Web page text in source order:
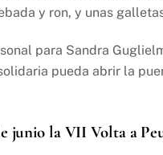
y ron, y unas
para Sandra
pueda abrir la
junio la VII Volta a